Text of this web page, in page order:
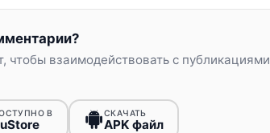
взаимодействовать с публикациями
В СКАЧАТЬ
APK файл